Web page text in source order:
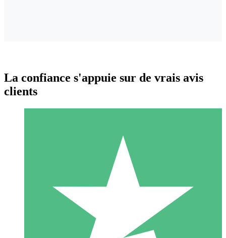
Packs de Crédits Individuels
Payez à l'utilisation avec des crédits de téléchargement. Sans
1 Téléchargement
00
La confiance s'appuie sur de vrais avis
clients